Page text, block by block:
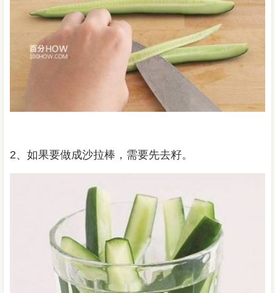
2、如果要做成沙拉棒，需要先去籽。